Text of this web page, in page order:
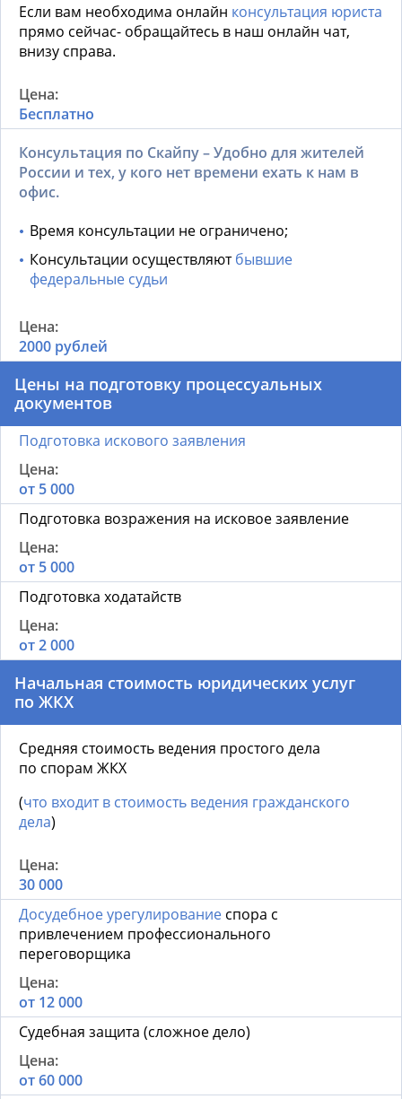
Если вам необходима онлайн консультация юриста
прямо сейчас- обращайтесь в наш онлайн чат,
внизу справа.
Бесплатно
Консультация по Скайпу – Удобно для жителей
России и тех, у кого нет времени ехать к нам в
офис.
Время консультации не ограничено;
Консультации осуществляютбывшие
федеральные судьи
2000 рублей
Цены на подготовку процессуальных
документов
Подготовка искового заявления
от 5 000
Подготовка возражения на исковое заявление
от 5 000
Подготовка ходатайств
от 2 000
Начальная стоимость юридических услуг
по ЖКХ
Средняя стоимость ведения простого дела
по спорам ЖКХ
(что входит в стоимость ведения гражданского
дела)
30 000
Досудебное урегулирование спора с
привлечением профессионального
переговорщика
от 12 000
Судебная защита (сложное дело)
от 60 000